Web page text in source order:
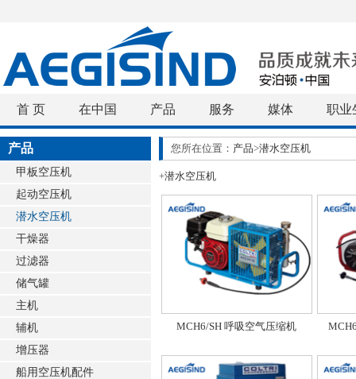
首 页 在中国 产品 服务 媒体 职业
产品
甲板空压机
起动空压机
潜水空压机
干燥器
过滤器
储气罐
主机
辅机
增压器
船用空压机配件
您所在位置： 产品>潜水空压机
+潜水空压机
MCH6/SH 呼吸空气压缩机